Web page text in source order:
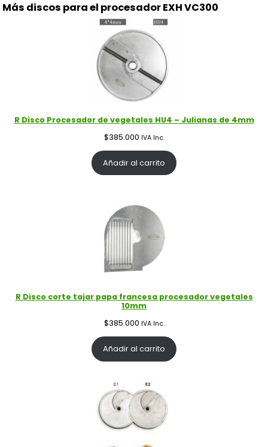
Más discos para el procesador EXH VC300
R Disco Procesador de vegetales HU4 – Julianas de 4mm
$385.000 IVA Inc.
Añadir al carrito
R Disco corte tajar papa francesa procesador vegetales
10mm
$385.000 IVA Inc.
Añadir al carrito